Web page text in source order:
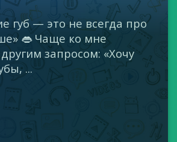
губ — это не всегда про
👄 Чаще ко мне
запросом: «Хочу
...